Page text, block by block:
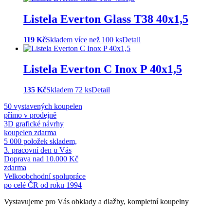
Listela Everton Glass T38 40x1,5
119 KčSkladem více než 100 ksDetail
Listela Everton C Inox P 40x1,5
135 KčSkladem 72 ksDetail
50 vystavených koupelen
přímo v prodejně
3D grafické návrhy
koupelen zdarma
5 000 položek skladem,
3. pracovní den u Vás
Doprava nad 10.000 Kč
zdarma
Velkoobchodní spolupráce
po celé ČR od roku 1994
Vystavujeme pro Vás obklady a dlažby, kompletní koupelny